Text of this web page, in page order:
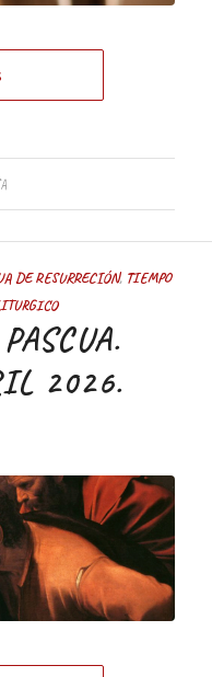
DE RESURRECIÓN, TIEMPO
2026.